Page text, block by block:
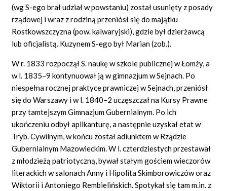
(wg S-ego brał udział w powstaniu) został usunięty z posady
rządowej i wraz z rodziną przeniósł się do majątku
Rostkowszczyzna (pow. kalwaryjski), gdzie był dzierżawcą
lub oficjalistą. Kuzynem S-ego był Marian (zob.).
W r. 1833 rozpoczął S. naukę w szkole publicznej w Łomży, a
w l. 1835–9 kontynuował ją w gimnazjum w Sejnach. Po
niespełna rocznej praktyce prawniczej w Sejnach, przeniósł
się do Warszawy i w l. 1840–2 uczęszczał na Kursy Prawne
przy tamtejszym Gimnazjum Gubernialnym. Po ich
ukończeniu odbył aplikanturę, a następnie uzyskał etat w
Tryb. Cywilnym, w końcu został adiunktem w Rządzie
Gubernialnym Mazowieckim. W l. czterdziestych przestawał
z młodzieżą patriotyczną, bywał stałym gościem wieczorów
literackich w salonach Anny i Hipolita Skimborowiczów oraz
Wiktorii i Antoniego Rembielińskich. Spotykał się tam m.in. z